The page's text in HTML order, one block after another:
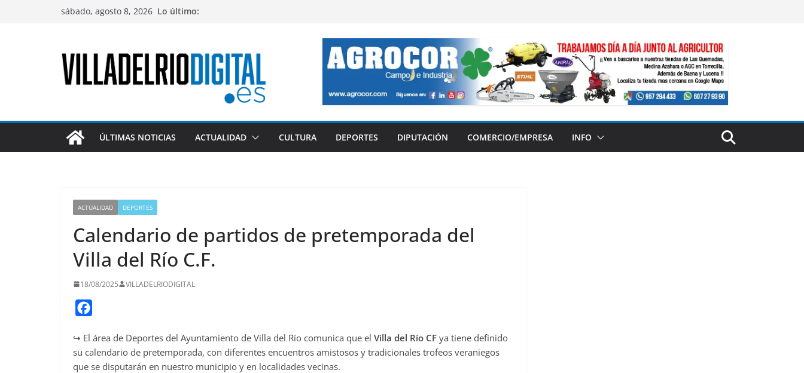
sábado, agosto 8, 2026 Lo último:
ÚLTIMAS NOTICIAS ACTUALIDAD CULTURA DEPORTES DIPUTACIÓN COMERCIO/EMPRESA INFO
ACTUALIDAD DEPORTES
Calendario de partidos de pretemporada del
Villa del Río C.F.
18/08/2025 VILLADELRIODIGITAL
c
e
↪️ El área de Deportes del Ayuntamiento de Villa del Río comunica que el Villa del Río CF ya tiene definido
su calendario de pretemporada, con diferentes encuentros amistosos y tradicionales trofeos veraniegos
que se disputarán en nuestro municipio y en localidades vecinas.